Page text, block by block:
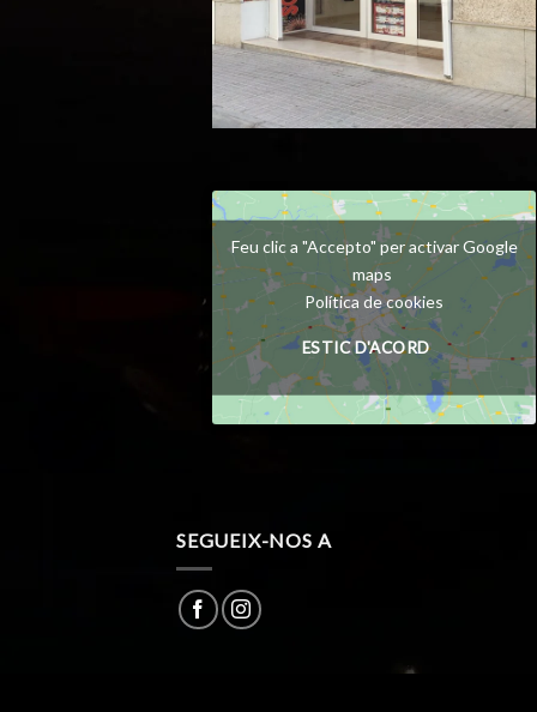
Feu clic a "Accepto" per activar Google
maps
Política de cookies
ESTIC D'ACORD
SEGUEIX-NOS A